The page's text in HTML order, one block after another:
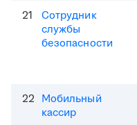
21
Сотрудник
службы
безопасности
22 Мобильный
кассир